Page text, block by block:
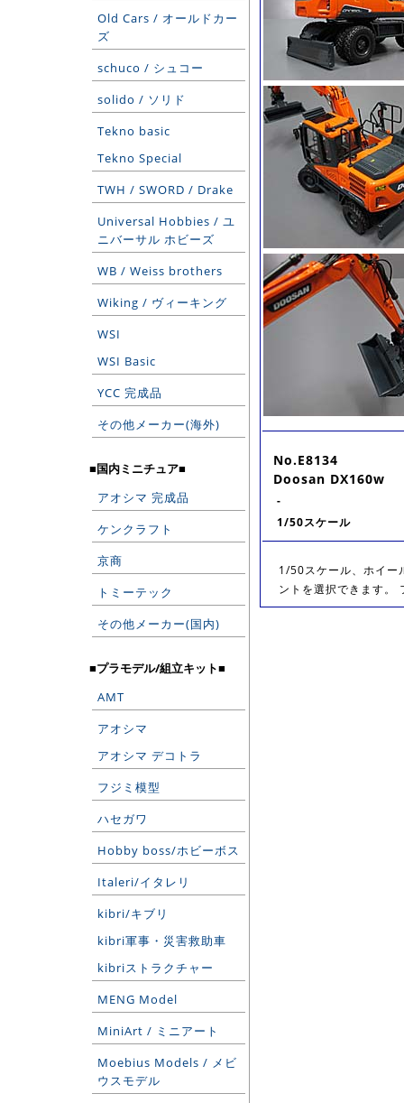
Old Cars / オールドカー
ズ
schuco / シュコー
solido / ソリド
Tekno basic
Tekno Special
TWH / SWORD / Drake
Universal Hobbies / ユ
ニバーサル ホビーズ
WB / Weiss brothers
Wiking / ヴィーキング
WSI
WSI Basic
YCC 完成品
その他メーカー(海外)
■国内ミニチュア■
アオシマ 完成品
ケンクラフト
京商
トミーテック
その他メーカー(国内)
■プラモデル/組立キット■
AMT
アオシマ
アオシマ デコトラ
フジミ模型
ハセガワ
Hobby boss/ホビーボス
Italeri/イタレリ
kibri/キブリ
kibri軍事・災害救助車
kibriストラクチャー
MENG Model
MiniArt / ミニアート
Moebius Models / メビ
ウスモデル
No.E8134
Doosan DX160w
-
1/50スケール
1/50スケール、ホイー
ントを選択できます。